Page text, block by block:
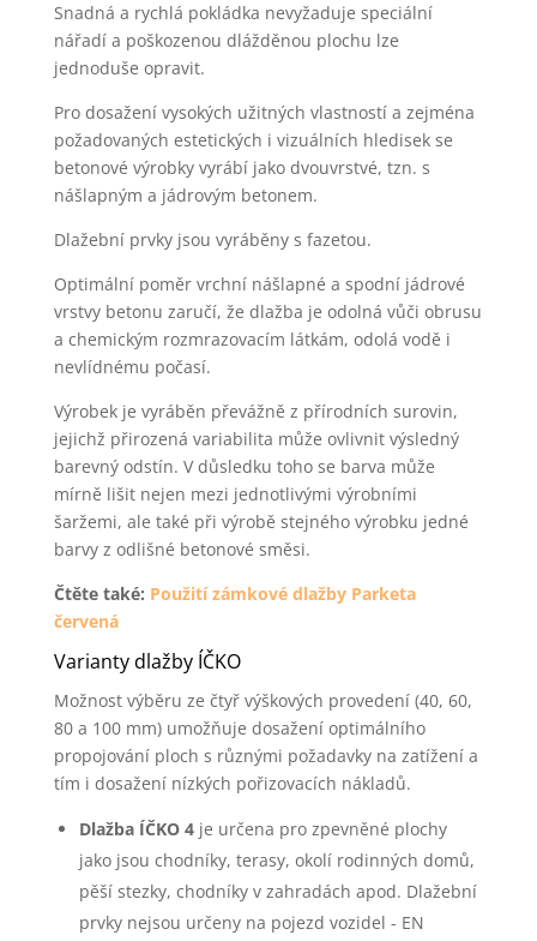
Snadná a rychlá pokládka nevyžaduje speciální
nářadí a poškozenou dlážděnou plochu lze
jednoduše opravit.
Pro dosažení vysokých užitných vlastností a zejména
požadovaných estetických i vizuálních hledisek se
betonové výrobky vyrábí jako dvouvrstvé, tzn. s
nášlapným a jádrovým betonem.
Dlažební prvky jsou vyráběny s fazetou.
Optimální poměr vrchní nášlapné a spodní jádrové
vrstvy betonu zaručí, že dlažba je odolná vůči obrusu
a chemickým rozmrazovacím látkám, odolá vodě i
nevlídnému počasí.
Výrobek je vyráběn převážně z přírodních surovin,
jejichž přirozená variabilita může ovlivnit výsledný
barevný odstín. V důsledku toho se barva může
mírně lišit nejen mezi jednotlivými výrobními
šaržemi, ale také při výrobě stejného výrobku jedné
barvy z odlišné betonové směsi.
Čtěte také: Použití zámkové dlažby Parketa
červená
Varianty dlažby ÍČKO
Možnost výběru ze čtyř výškových provedení (40, 60,
80 a 100 mm) umožňuje dosažení optimálního
propojování ploch s různými požadavky na zatížení a
tím i dosažení nízkých pořizovacích nákladů.
Dlažba ÍČKO 4je určena pro zpevněné plochy
jako jsou chodníky, terasy, okolí rodinných domů,
pěší stezky, chodníky v zahradách apod. Dlažební
prvky nejsou určeny na pojezd vozidel - EN